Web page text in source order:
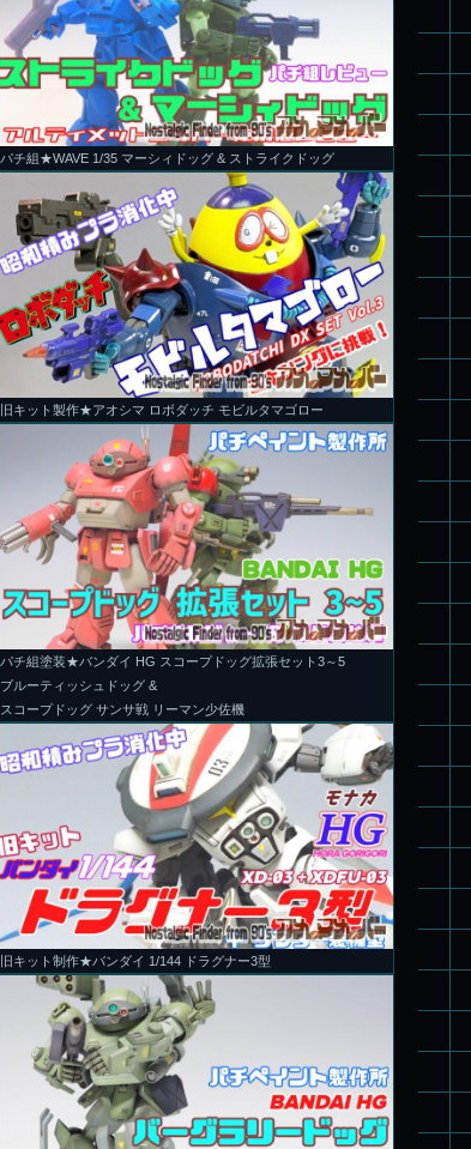
パチ組★WAVE 1/35 マーシィドッグ & ストライクドッグ
旧キット製作★アオシマ ロボダッチ モビルタマゴロー
パチ組塗装★バンダイ HG スコープドッグ拡張セット3～5
ブルーティッシュドッグ &
スコープドッグ サンサ戦 リーマン少佐機
旧キット制作★バンダイ 1/144 ドラグナー3型